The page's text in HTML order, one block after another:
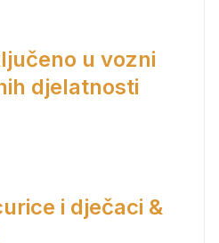
u vozni
djelatnosti
i dječaci &